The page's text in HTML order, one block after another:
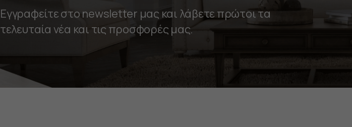
Εγγραφείτε στο newsletter μας και λάβετε πρώτοι τα
τελευταία νέα και τις προσφορές μας.